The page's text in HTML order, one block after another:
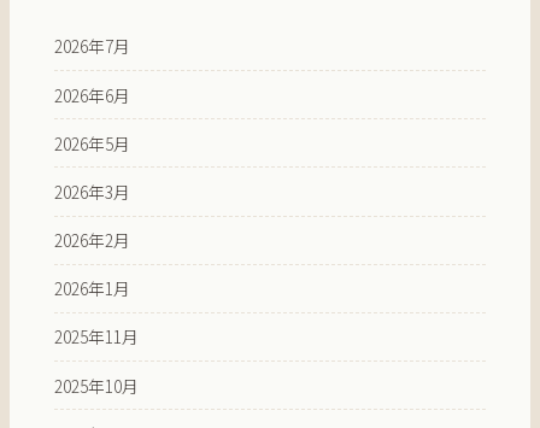
2026年7月
2026年6月
2026年5月
2026年3月
2026年2月
2026年1月
2025年11月
2025年10月